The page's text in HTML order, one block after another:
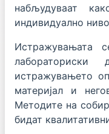
набљудуваат
индивидуално
Истражувањата
истражувањето
материјал и
Методите на
бидат